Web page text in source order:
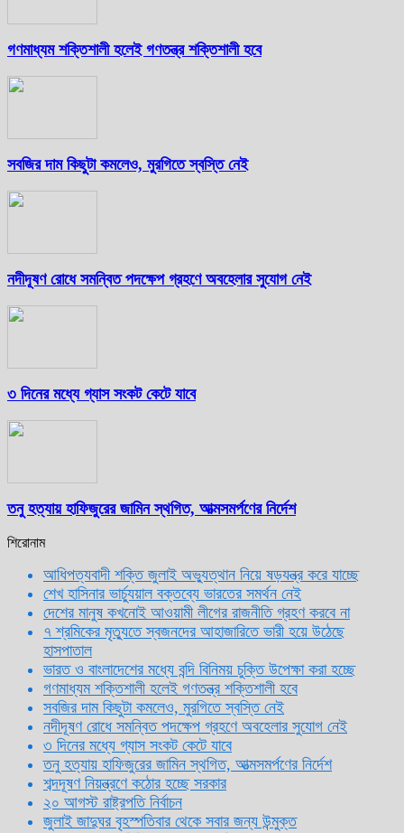
গণমাধ্যম শক্তিশালী হলেই গণতন্ত্র শক্তিশালী হবে
সবজির দাম কিছুটা কমলেও, মুরগিতে স্বস্তি নেই
নদীদূষণ রোধে সমন্বিত পদক্ষেপ গ্রহণে অবহেলার সুযোগ নেই
৩ দিনের মধ্যে গ্যাস সংকট কেটে যাবে
তনু হত্যায় হাফিজুরের জামিন স্থগিত, আত্মসমর্পণের নির্দেশ
শিরোনাম
আধিপত্যবাদী শক্তি জুলাই অভ্যুত্থান নিয়ে ষড়যন্ত্র করে যাচ্ছে
শেখ হাসিনার ভার্চ্যুয়াল বক্তব্যে ভারতের সমর্থন নেই
দেশের মানুষ কখনোই আওয়ামী লীগের রাজনীতি গ্রহণ করবে না
৭ শ্রমিকের মৃত্যুতে স্বজনদের আহাজারিতে ভারী হয়ে উঠেছে
হাসপাতাল
ভারত ও বাংলাদেশের মধ্যে বন্দি বিনিময় চুক্তি উপেক্ষা করা হচ্ছে
গণমাধ্যম শক্তিশালী হলেই গণতন্ত্র শক্তিশালী হবে
সবজির দাম কিছুটা কমলেও, মুরগিতে স্বস্তি নেই
নদীদূষণ রোধে সমন্বিত পদক্ষেপ গ্রহণে অবহেলার সুযোগ নেই
৩ দিনের মধ্যে গ্যাস সংকট কেটে যাবে
তনু হত্যায় হাফিজুরের জামিন স্থগিত, আত্মসমর্পণের নির্দেশ
শব্দদূষণ নিয়ন্ত্রণে কঠোর হচ্ছে সরকার
২০ আগস্ট রাষ্ট্রপতি নির্বাচন
জুলাই জাদুঘর বৃহস্পতিবার থেকে সবার জন্য উন্মুক্ত